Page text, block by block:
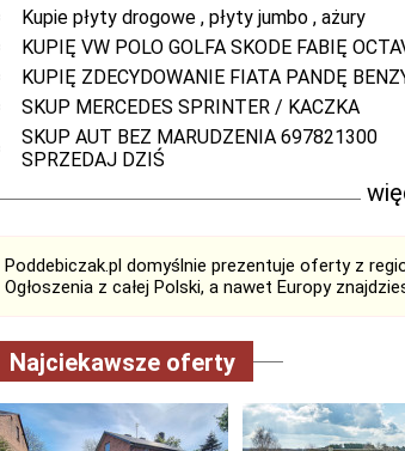
Kupie płyty drogowe , płyty jumbo , ażury
KUPIĘ VW POLO GOLFA SKODE FABIĘ
KUPIĘ ZDECYDOWANIE FIATA PANDĘ
SKUP MERCEDES SPRINTER / KACZKA
SKUP AUT BEZ MARUDZENIA 697821300
SPRZEDAJ DZIŚ
Poddebiczak.pl domyślnie prezentuje oferty z
Ogłoszenia z całej Polski, a nawet Europy
Najciekawsze oferty